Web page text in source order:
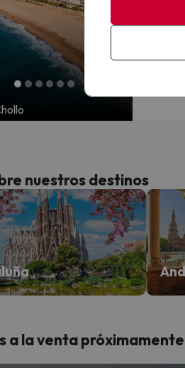
nuestros destinos
a la venta próximamente